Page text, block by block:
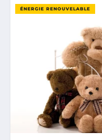
ÉNERGIE RENOUVELABLE